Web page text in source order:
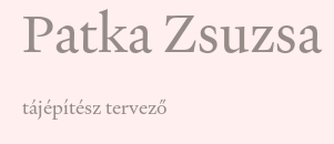
Patka
tájépítész tervező